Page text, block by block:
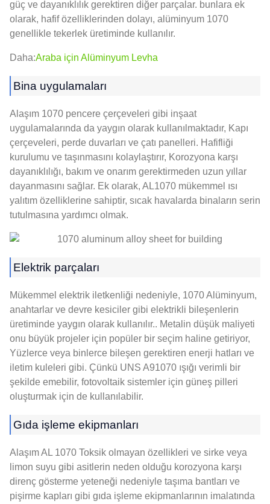
güç ve dayanıklılık gerektiren diğer parçalar. bunlara ek
olarak, hafif özelliklerinden dolayı, alüminyum 1070
genellikle tekerlek üretiminde kullanılır.
Daha:Araba için Alüminyum Levha
Bina uygulamaları
Alaşım 1070 pencere çerçeveleri gibi inşaat
uygulamalarında da yaygın olarak kullanılmaktadır, Kapı
çerçeveleri, perde duvarları ve çatı panelleri. Hafifliği
kurulumu ve taşınmasını kolaylaştırır, Korozyona karşı
dayanıklılığı, bakım ve onarım gerektirmeden uzun yıllar
dayanmasını sağlar. Ek olarak, AL1070 mükemmel ısı
yalıtım özelliklerine sahiptir, sıcak havalarda binaların serin
tutulmasına yardımcı olmak.
Elektrik parçaları
Mükemmel elektrik iletkenliği nedeniyle, 1070 Alüminyum,
anahtarlar ve devre kesiciler gibi elektrikli bileşenlerin
üretiminde yaygın olarak kullanılır.. Metalin düşük maliyeti
onu büyük projeler için popüler bir seçim haline getiriyor,
Yüzlerce veya binlerce bileşen gerektiren enerji hatları ve
iletim kuleleri gibi. Çünkü UNS A91070 ışığı verimli bir
şekilde emebilir, fotovoltaik sistemler için güneş pilleri
oluşturmak için de kullanılabilir.
Gıda işleme ekipmanları
Alaşım AL 1070 Toksik olmayan özellikleri ve sirke veya
limon suyu gibi asitlerin neden olduğu korozyona karşı
direnç gösterme yeteneği nedeniyle taşıma bantları ve
pişirme kapları gibi gıda işleme ekipmanlarının imalatında